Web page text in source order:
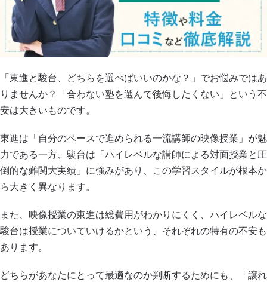
「東進と駿台、どちらを選べばいいのかな？」でお悩みではあ
りませんか？「合わない塾を選んで後悔したくない」という不
安は大きいものです。
東進は「自分のペースで進められる一流講師の映像授業」が魅
力である一方、駿台は「ハイレベルな講師による対面授業と圧
倒的な難関大実績」に強みがあり、この学習スタイルが根本か
ら大きく異なります。
また、映像授業の東進は総費用がわかりにくく、ハイレベルな
駿台は授業についていけるかという、それぞれの特有の不安も
あります。
どちらがあなたにとって最適なのか判断するためにも、「譲れ